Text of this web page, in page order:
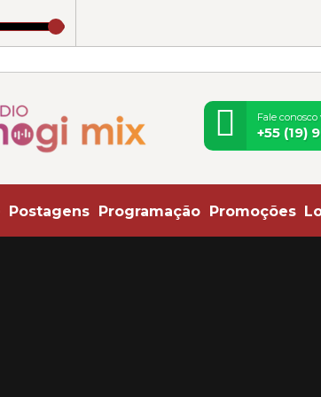
Rock, Flashback e Notícias de
Fale
+55 (19)
Postagens Programação Promoções